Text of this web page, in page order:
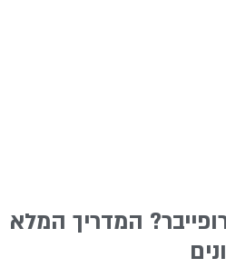
המדריך המלא